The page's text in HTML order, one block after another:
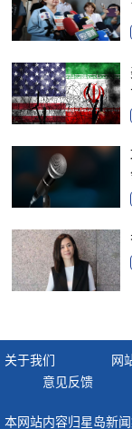
关于我们 网
意见反馈
本网站内容归星岛新